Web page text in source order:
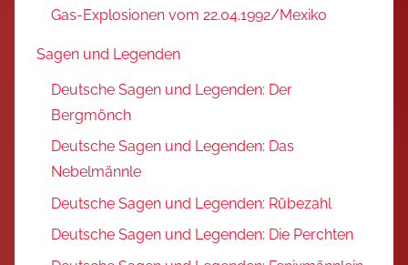
Gas-Explosionen vom 22.04.1992/Mexiko
Sagen und Legenden
Deutsche Sagen und Legenden: Der
Bergmönch
Deutsche Sagen und Legenden: Das
Nebelmännle
Deutsche Sagen und Legenden: Rübezahl
Deutsche Sagen und Legenden: Die Perchten